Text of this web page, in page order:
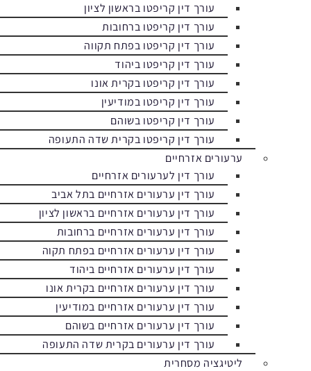
עורך דין קריפטו בראשון לציון
עורך דין קריפטו ברחובות
עורך דין קריפטו בפתח תקווה
עורך דין קריפטו ביהוד
עורך דין קריפטו בקרית אונו
עורך דין קריפטו במודיעין
עורך דין קריפטו בשוהם
עורך דין קריפטו בקרית שדה התעופה
ערעורים אזרחיים
עורך דין לערעורים אזרחיים
עורך דין ערעורים אזרחיים בתל אביב
עורך דין ערעורים אזרחיים בראשון לציון
עורך דין ערעורים אזרחיים ברחובות
עורך דין ערעורים אזרחיים בפתח תקוה
עורך דין ערעורים אזרחיים ביהוד
עורך דין ערעורים אזרחיים בקרית אונו
עורך דין ערעורים אזרחיים במודיעין
עורך דין ערעורים אזרחיים בשוהם
עורך דין ערעורים בקרית שדה התעופה
ליטיגציה מסחרית